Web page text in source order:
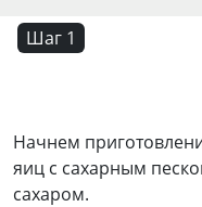
Шаг 1
Начнем
яиц с сахарным
сахаром.